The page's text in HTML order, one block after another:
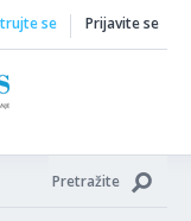
se Prijavite se
Pretražite